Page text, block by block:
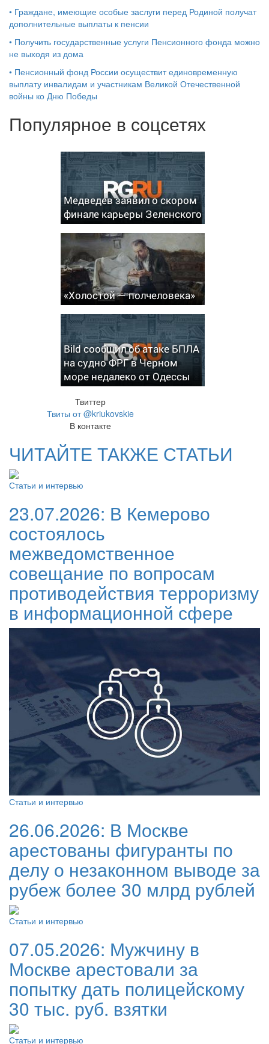
• Граждане, имеющие особые заслуги перед Родиной получат
дополнительные выплаты к пенсии
• Получить государственные услуги Пенсионного фонда можно
не выходя из дома
• Пенсионный фонд России осуществит единовременную
выплату инвалидам и участникам Великой Отечественной
войны ко Дню Победы
Популярное в соцсетях
Медведев заявил о скором
финале карьеры Зеленского
«Холостой — полчеловека»
Bild сообщил об атаке БПЛА
на судно ФРГ в Черном
море недалеко от Одессы
Твиттер
Твиты от @kriukovskie
В контакте
ЧИТАЙТЕ ТАКЖЕ СТАТЬИ
Статьи и интервью
23.07.2026: В Кемерово
состоялось
межведомственное
совещание по вопросам
противодействия терроризму
в информационной сфере
Статьи и интервью
26.06.2026: В Москве
арестованы фигуранты по
делу о незаконном выводе за
рубеж более 30 млрд рублей
Статьи и интервью
07.05.2026: Мужчину в
Москве арестовали за
попытку дать полицейскому
30 тыс. руб. взятки
Статьи и интервью